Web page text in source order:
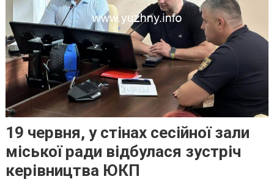
19 червня, у стінах сесійної зали
міської ради відбулася зустріч
керівництва ЮКП